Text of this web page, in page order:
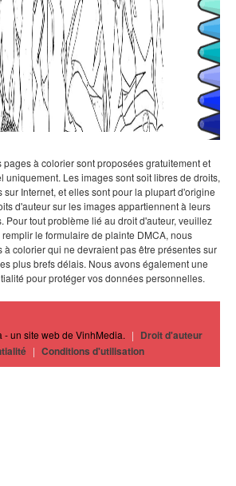
pages à colorier sont proposées gratuitement et
uniquement. Les images sont soit libres de droits,
sur Internet, et elles sont pour la plupart d'origine
d'auteur sur les images appartiennent à leurs
Pour tout problème lié au droit d'auteur, veuillez
le formulaire de plainte DMCA, nous
colorier qui ne devraient pas être présentes sur
plus brefs délais. Nous avons également une
pour protéger vos données personnelles.
un site web de VinhMedia. | Droit d'auteur
| Conditions d'utilisation